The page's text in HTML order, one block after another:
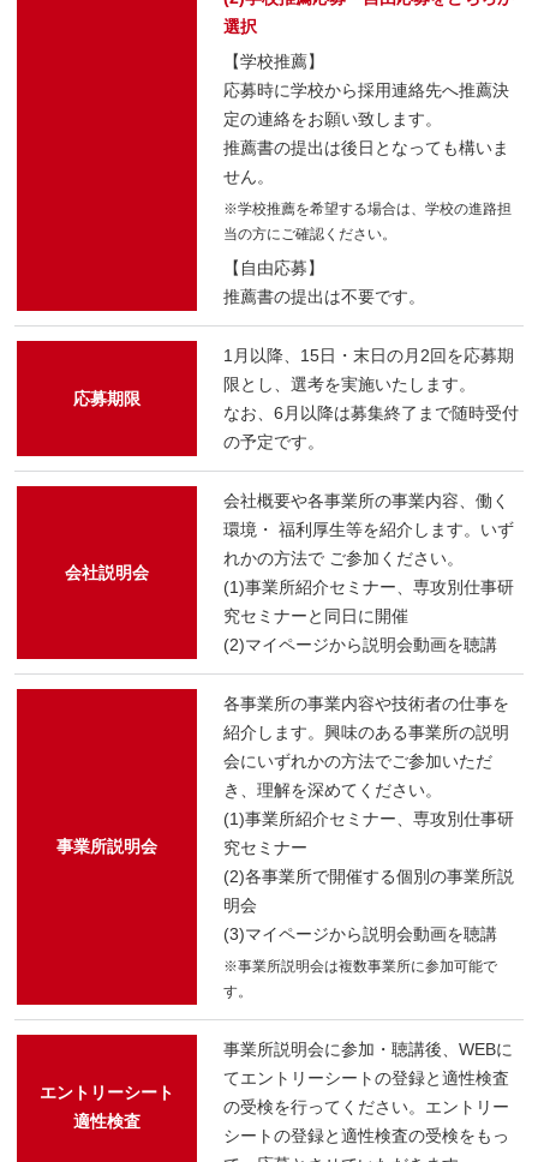
選択
【学校推薦】
応募時に学校から採用連絡先へ推薦決
定の連絡をお願い致します。
推薦書の提出は後日となっても構いま
せん。
※学校推薦を希望する場合は、学校の進路担
当の方にご確認ください。
【自由応募】
推薦書の提出は不要です。
応募期限
1月以降、15日・末日の月2回を応募期
限とし、選考を実施いたします。
なお、6月以降は募集終了まで随時受付
の予定です。
会社説明会
会社概要や各事業所の事業内容、働く
環境・ 福利厚生等を紹介します。いず
れかの方法で ご参加ください。
(1)事業所紹介セミナー、専攻別仕事研
究セミナーと同日に開催
(2)マイページから説明会動画を聴講
事業所説明会
各事業所の事業内容や技術者の仕事を
紹介します。興味のある事業所の説明
会にいずれかの方法でご参加いただ
き、理解を深めてください。
(1)事業所紹介セミナー、専攻別仕事研
究セミナー
(2)各事業所で開催する個別の事業所説
明会
(3)マイページから説明会動画を聴講
※事業所説明会は複数事業所に参加可能で
す。
エントリーシート
適性検査
事業所説明会に参加・聴講後、WEBに
てエントリーシートの登録と適性検査
の受検を行ってください。エントリー
シートの登録と適性検査の受検をもっ